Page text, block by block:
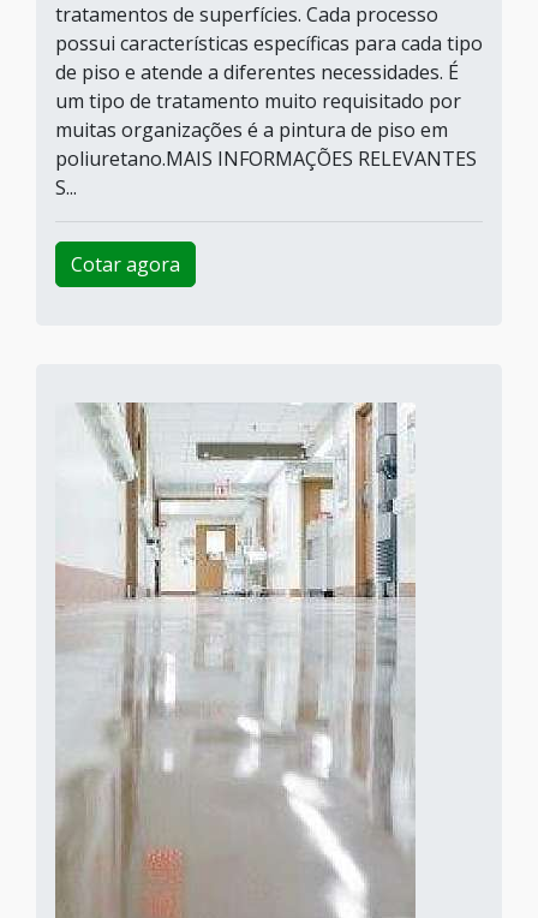
tratamentos de superfícies. Cada processo
possui características específicas para cada tipo
de piso e atende a diferentes necessidades. É
um tipo de tratamento muito requisitado por
muitas organizações é a pintura de piso em
poliuretano.MAIS INFORMAÇÕES RELEVANTES
S...
Cotar agora